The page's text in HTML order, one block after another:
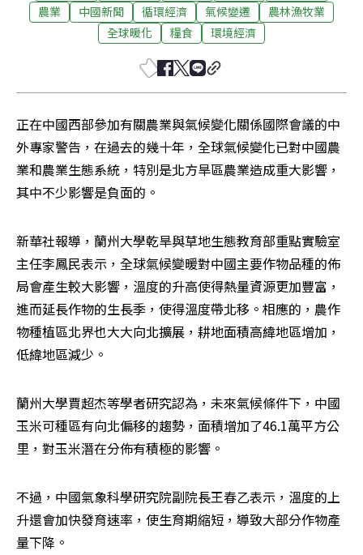
農業
中國新聞 循環經濟 氣候變遷
農林漁牧業
全球暖化
糧食 環境經濟
正在中國西部參加有關農業與氣候變化關係國際會議的中
外專家警告，在過去的幾十年，全球氣候變化已對中國農
業和農業生態系統，特別是北方旱區農業造成重大影響，
其中不少影響是負面的。
新華社報導，蘭州大學乾旱與草地生態教育部重點實驗室
主任李鳳民表示，全球氣候變暖對中國主要作物品種的佈
局會產生較大影響，溫度的升高使得熱量資源更加豐富，
進而延長作物的生長季，使得溫度帶北移。相應的，農作
物種植區北界也大大向北擴展，耕地面積高緯地區增加，
低緯地區減少。
蘭州大學賈超杰等學者研究認為，未來氣候條件下，中國
玉米可種區有向北偏移的趨勢，面積增加了46.1萬平方公
里，對玉米潛在分佈有積極的影響。
不過，中國氣象科學研究院副院長王春乙表示，溫度的上
升還會加快發育速率，使生育期縮短，導致大部分作物產
量下降。